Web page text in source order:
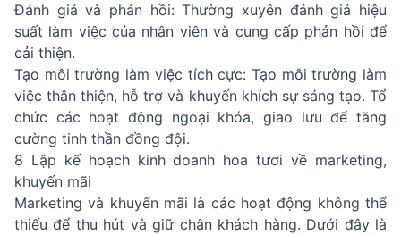
Đánh giá và phản hồi: Thường xuyên đánh giá hiệu
suất làm việc của nhân viên và cung cấp phản hồi để
cải thiện.
Tạo môi trường làm việc tích cực: Tạo môi trường làm
việc thân thiện, hỗ trợ và khuyến khích sự sáng tạo. Tổ
chức các hoạt động ngoại khóa, giao lưu để tăng
cường tinh thần đồng đội.
8 Lập kế hoạch kinh doanh hoa tươi về marketing,
khuyến mãi
Marketing và khuyến mãi là các hoạt động không thể
thiếu để thu hút và giữ chân khách hàng. Dưới đây là